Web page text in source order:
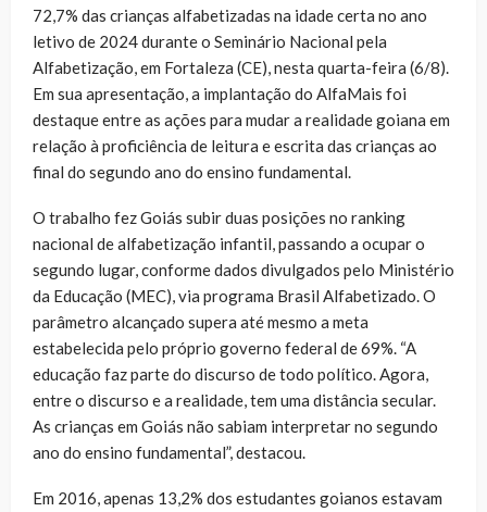
72,7% das crianças alfabetizadas na idade certa no ano
letivo de 2024 durante o Seminário Nacional pela
Alfabetização, em Fortaleza (CE), nesta quarta-feira (6/8).
Em sua apresentação, a implantação do AlfaMais foi
destaque entre as ações para mudar a realidade goiana em
relação à proficiência de leitura e escrita das crianças ao
final do segundo ano do ensino fundamental.
O trabalho fez Goiás subir duas posições no ranking
nacional de alfabetização infantil, passando a ocupar o
segundo lugar, conforme dados divulgados pelo Ministério
da Educação (MEC), via programa Brasil Alfabetizado. O
parâmetro alcançado supera até mesmo a meta
estabelecida pelo próprio governo federal de 69%. “A
educação faz parte do discurso de todo político. Agora,
entre o discurso e a realidade, tem uma distância secular.
As crianças em Goiás não sabiam interpretar no segundo
ano do ensino fundamental”, destacou.
Em 2016, apenas 13,2% dos estudantes goianos estavam